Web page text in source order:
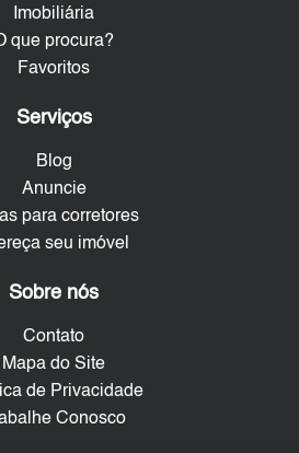
Imobiliária
que procura?
Favoritos
Serviços
Blog
Anuncie
para corretores
seu imóvel
Sobre nós
Contato
Mapa do Site
de Privacidade
Conosco